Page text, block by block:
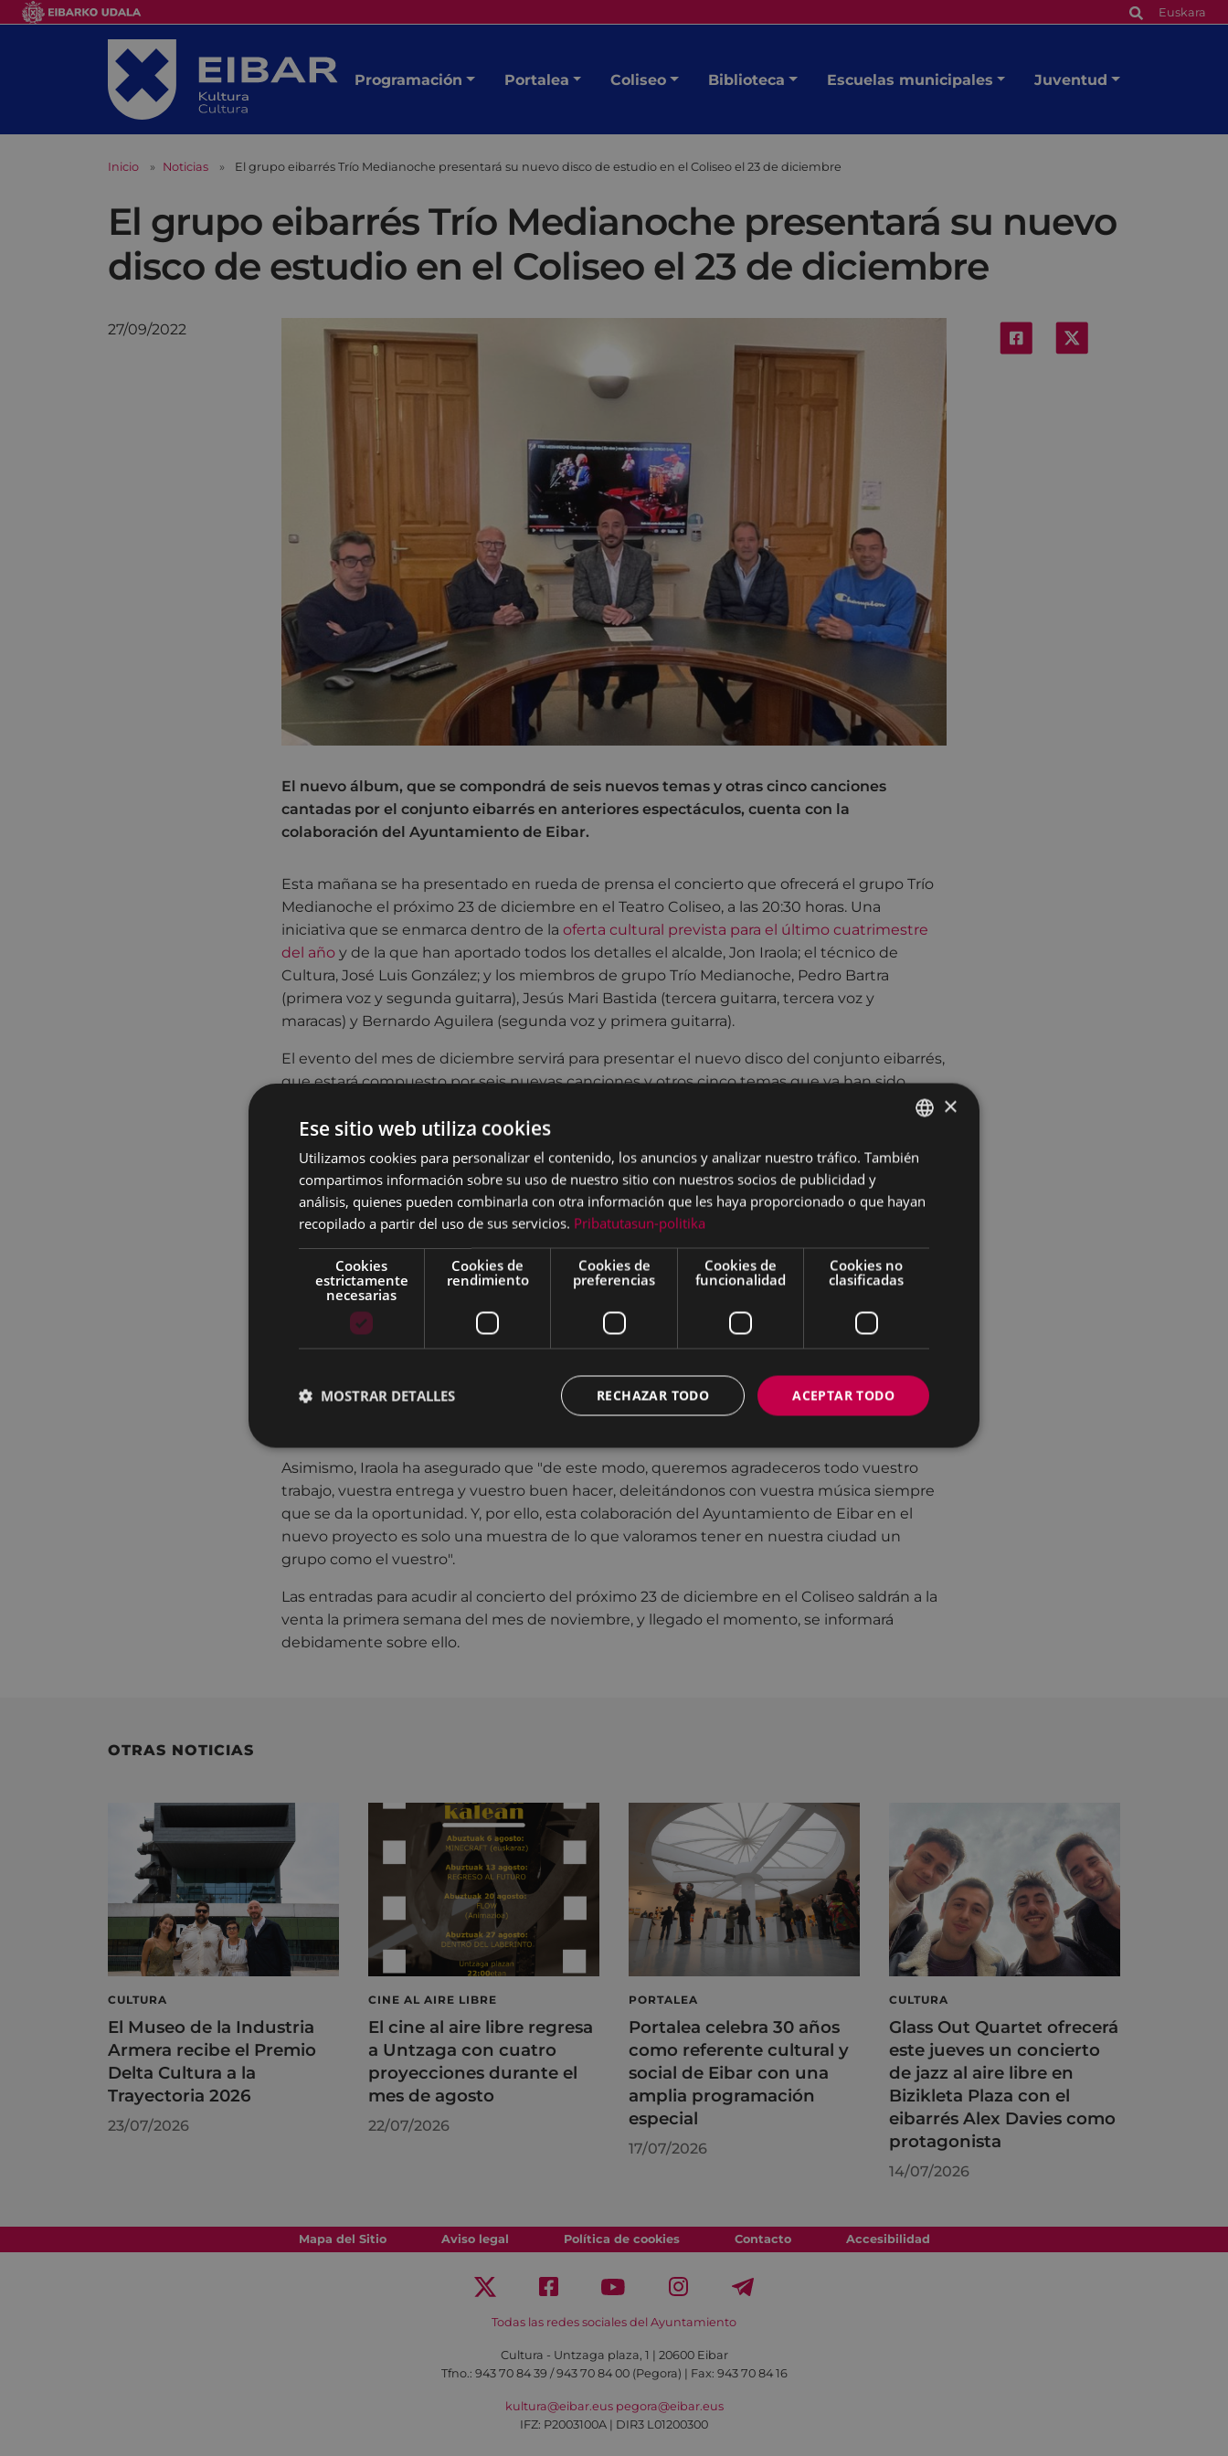
Euskara
Programación Portalea Coliseo Biblioteca Escuelas municipales Juventud
Inicio Noticias El grupo eibarrés Trío Medianoche presentará su nuevo disco de estudio en el Coliseo el 23 de diciembre
El grupo eibarrés Trío Medianoche presentará su nuevo
disco de estudio en el Coliseo el 23 de diciembre
27/09/2022
El nuevo álbum, que se compondrá de seis nuevos temas y otras cinco canciones
cantadas por el conjunto eibarrés en anteriores espectáculos, cuenta con la
colaboración del Ayuntamiento de Eibar.
Esta mañana se ha presentado en rueda de prensa el concierto que ofrecerá el grupo Trío
Medianoche el próximo 23 de diciembre en el Teatro Coliseo, a las 20:30 horas. Una
iniciativa que se enmarca dentro de la oferta cultural prevista para el último cuatrimestre
del año y de la que han aportado todos los detalles el alcalde, Jon Iraola; el técnico de
Cultura, José Luis González; y los miembros de grupo Trío Medianoche, Pedro Bartra
(primera voz y segunda guitarra), Jesús Mari Bastida (tercera guitarra, tercera voz y
maracas) y Bernardo Aguilera (segunda voz y primera guitarra).
El evento del mes de diciembre servirá para presentar el nuevo disco del conjunto eibarrés,
que estará compuesto por seis nuevas canciones y otros cinco temas que ya han sido
cantados en espectáculos anteriores, y que también se incluirán en el nuevo álbum, con
sus melodías latinoamericanas, boleros, valses y rancheras.
Según Pedro Bartra, "se trata del tercer disco, puesto que los dos primeros fueron grabados
en 2014 y 2016". El nuevo disco, que se convertirá en uno de los regalos más entrañables de
las próximas navidades, se grabará en un estudio ubicado en el barrio eibarrés de Legarre y
estará a la venta en el propio Coliseo y en los soportales del Ayuntamiento en fechas
Por su parte, el alcalde eibarrés Jon Iraola se ha dirigido al grupo eibarrés para trasladarles
que "consciente de que sois los mayores exponentes de los boleros en nuestra ciudad y
sabedor de que lleváis siempre a Eibar por bandera, consideré importante y hasta
hemos destinado una partida económica para ayudar al Trío Medianoche en este nuevo
proyecto que, se presentará en tres meses, y que continuará deleitando los oídos de
Asimismo, Iraola ha asegurado que "de este modo, queremos agradeceros todo vuestro
trabajo, vuestra entrega y vuestro buen hacer, deleitándonos con vuestra música siempre
que se da la oportunidad. Y, por ello, esta colaboración del Ayuntamiento de Eibar en el
nuevo proyecto es solo una muestra de lo que valoramos tener en nuestra ciudad un
grupo como el vuestro".
Las entradas para acudir al concierto del próximo 23 de diciembre en el Coliseo saldrán a la
venta la primera semana del mes de noviembre, y llegado el momento, se informará
debidamente sobre ello.
OTRAS NOTICIAS
CULTURA
El Museo de la Industria
Armera recibe el Premio
Delta Cultura a la
Trayectoria 2026
23/07/2026
CINE AL AIRE LIBRE
El cine al aire libre regresa
a Untzaga con cuatro
proyecciones durante el
mes de agosto
22/07/2026
PORTALEA
Portalea celebra 30 años
como referente cultural y
social de Eibar con una
amplia programación
especial
17/07/2026
CULTURA
Glass Out Quartet ofrecerá
este jueves un concierto
de jazz al aire libre en
Bizikleta Plaza con el
eibarrés Alex Davies como
protagonista
14/07/2026
Mapa del Sitio Aviso legal Política de cookies Contacto Accesibilidad
Todas las redes sociales del Ayuntamiento
Cultura - Untzaga plaza, 1 | 20600 Eibar
Tfno.: 943 70 84 39 / 943 70 84 00 (Pegora) | Fax: 943 70 84 16
kultura@eibar.eus pegora@eibar.eus
IFZ: P2003100A | DIR3 L01200300
BASQUE
×
Ese sitio web utiliza cookies
Utilizamos cookies para personalizar el contenido, los anuncios y analizar nuestro tráfico. También
compartimos información sobre su uso de nuestro sitio con nuestros socios de publicidad y
análisis, quienes pueden combinarla con otra información que les haya proporcionado o que hayan
recopilado a partir del uso de sus servicios. Pribatutasun-politika
Cookies
estrictamente
necesarias
Cookies de
rendimiento
Cookies de
preferencias
Cookies de
funcionalidad
Cookies no
clasificadas
ACEPTAR TODO
RECHAZAR TODO
MOSTRAR DETALLES